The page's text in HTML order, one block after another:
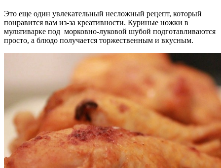
Это еще один увлекательный несложный рецепт, который
понравится вам из-за креативности. Куриные ножки в
мультиварке под морковно-луковой шубой подготавливаются
просто, а блюдо получается торжественным и вкусным.